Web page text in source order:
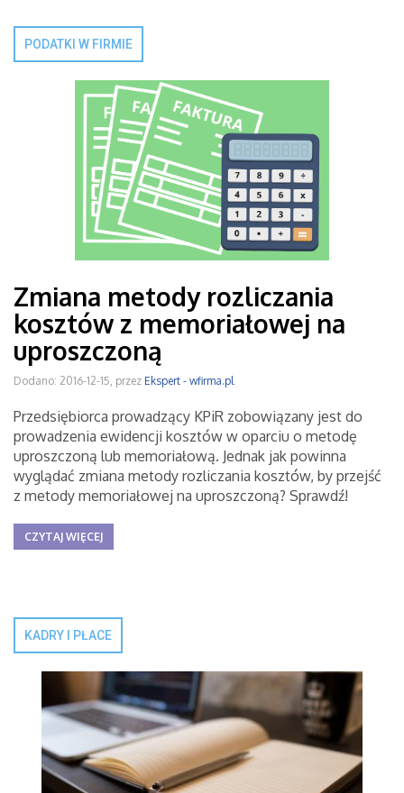
PODATKI W FIRMIE
Zmiana metody rozliczania
kosztów z memoriałowej na
uproszczoną
Dodano: 2016-12-15, przez Ekspert - wfirma.pl
Przedsiębiorca prowadzący KPiR zobowiązany jest do
prowadzenia ewidencji kosztów w oparciu o metodę
uproszczoną lub memoriałową. Jednak jak powinna
wyglądać zmiana metody rozliczania kosztów, by przejść
z metody memoriałowej na uproszczoną? Sprawdź!
CZYTAJ WIĘCEJ
KADRY I PŁACE